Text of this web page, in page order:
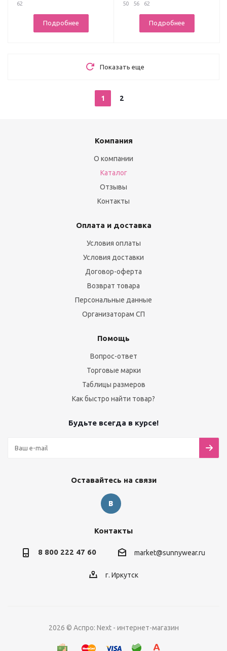
62
Подробнее
50 56 62
Подробнее
Показать еще
1 2
Компания
О компании
Каталог
Отзывы
Контакты
Оплата и доставка
Условия оплаты
Условия доставки
Договор-оферта
Возврат товара
Персональные данные
Организаторам СП
Помощь
Вопрос-ответ
Торговые марки
Таблицы размеров
Как быстро найти товар?
Будьте всегда в курсе!
Оставайтесь на связи
Контакты
8 800 222 47 60 market@sunnywear.ru
г. Иркутск
2026 © Аспро: Next - интернет-магазин